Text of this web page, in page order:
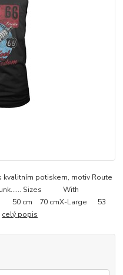
kvalitním potiskem, motiv Route
punk...... Sizes With
50 cm 70 cmX-Large 53
celý popis